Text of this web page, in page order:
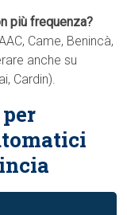
più frequenza?
Came, Benincà,
anche su
Cardin).